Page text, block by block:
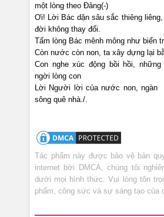
một lòng theo Đảng(-)
Ơi! Lời Bác dặn sâu sắc thiêng
đời không thay đổi.
Tấm lòng Bác mênh mông như biển
Còn nước còn non, ta xây dựng lại
Con nghe xúc động bồi hồi,
ngời lòng con
Lời Người lời của nước non, ngàn
sông quê nhà./.
Tác phẩm này được bảo vệ bản
internet bởi DMCA, chúng tôi
dưới mọi hình thức. Vui lòng tôn
phẩm, công sức và sự sáng tạo của